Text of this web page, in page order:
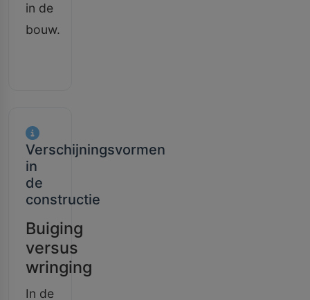
in de
bouw.
Verschijningsvormen
in
de
constructie
Buiging
versus
wringing
In de